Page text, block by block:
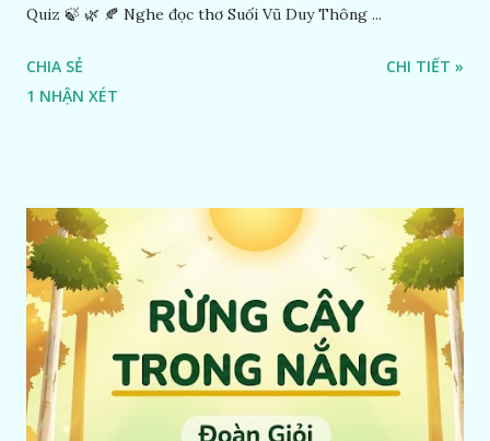
Quiz 🍃 🌿 🍂 Nghe đọc thơ Suối Vũ Duy Thông ...
CHIA SẺ
1 NHẬN XÉT
CHI TIẾT »